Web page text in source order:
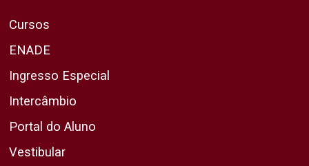
Cursos
ENADE
Ingresso Especial
Intercâmbio
Portal do Aluno
Vestibular